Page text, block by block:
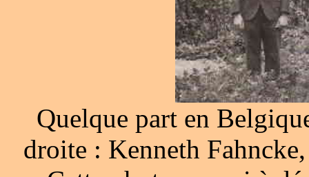
Quelque part en
droite : Kenneth